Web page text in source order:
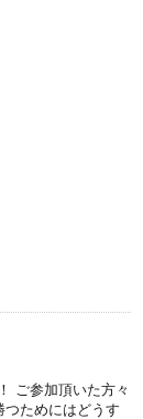
ご参加頂いた方々
ためにはどうす